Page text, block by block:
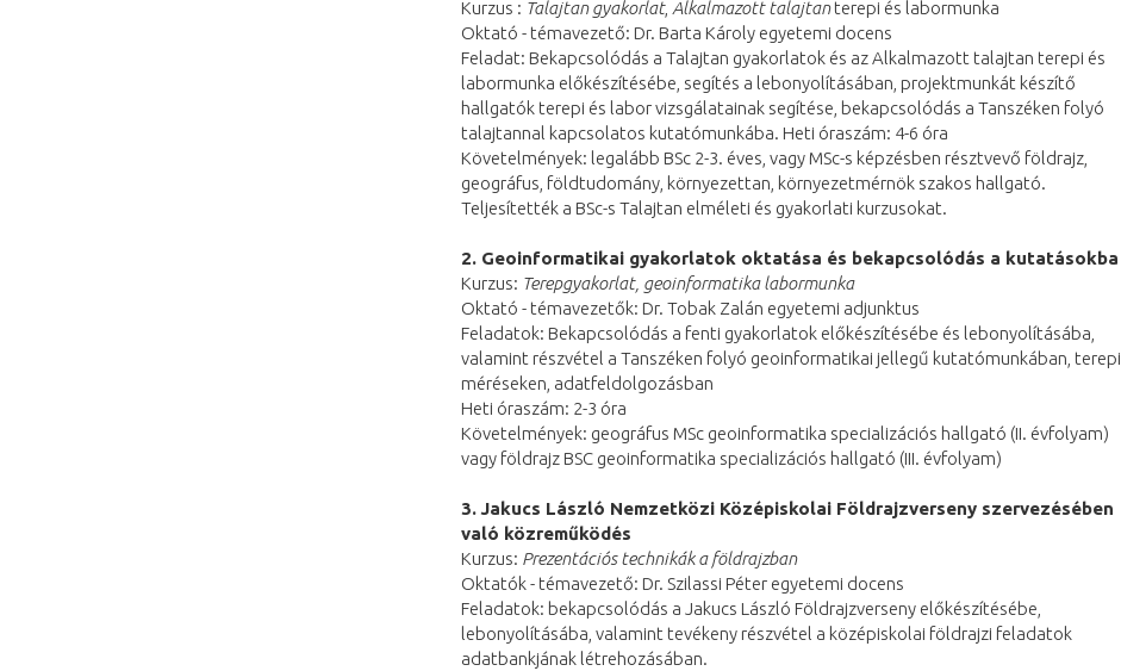
Kurzus : Talajtan gyakorlat, Alkalmazott talajtanterepi és labormunka
Oktató - témavezető: Dr. Barta Károly egyetemi docens
Feladat: Bekapcsolódás a Talajtan gyakorlatok és az Alkalmazott talajtan terepi és
labormunka előkészítésébe, segítés a lebonyolításában, projektmunkát készítő
hallgatók terepi és labor vizsgálatainak segítése, bekapcsolódás a Tanszéken folyó
talajtannal kapcsolatos kutatómunkába. Heti óraszám: 4-6 óra
Követelmények: legalább BSc 2-3. éves, vagy MSc-s képzésben résztvevő földrajz,
geográfus, földtudomány, környezettan, környezetmérnök szakos hallgató.
Teljesítették a BSc-s Talajtan elméleti és gyakorlati kurzusokat.
2. Geoinformatikai gyakorlatok oktatása és bekapcsolódás a kutatásokba
Kurzus: Terepgyakorlat, geoinformatika labormunka
Oktató - témavezetők: Dr. Tobak Zalán egyetemi adjunktus
Feladatok: Bekapcsolódás a fenti gyakorlatok előkészítésébe és lebonyolításába,
valamint részvétel a Tanszéken folyó geoinformatikai jellegű kutatómunkában, terepi
méréseken, adatfeldolgozásban
Heti óraszám: 2-3 óra
Követelmények: geográfus MSc geoinformatika specializációs hallgató (II. évfolyam)
vagy földrajz BSC geoinformatika specializációs hallgató (III. évfolyam)
3. Jakucs László Nemzetközi Középiskolai Földrajzverseny szervezésében
való közreműködés
Kurzus: Prezentációs technikák a földrajzban
Oktatók - témavezető: Dr. Szilassi Péter egyetemi docens
Feladatok: bekapcsolódás a Jakucs László Földrajzverseny előkészítésébe,
lebonyolításába, valamint tevékeny részvétel a középiskolai földrajzi feladatok
adatbankjának létrehozásában.